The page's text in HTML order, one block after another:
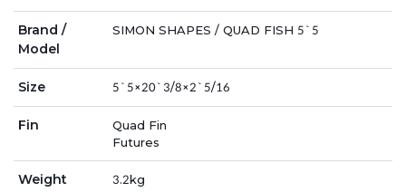
Brand /
Model
SIMON SHAPES / QUAD FISH 5`5
Size 5`5×20`3/8×2`5/16
Fin
Quad Fin
Futures
Weight 3.2kg